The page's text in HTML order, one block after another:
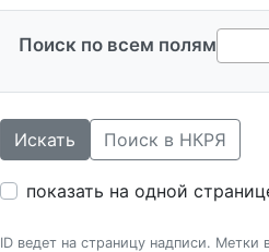
Поиск по всем полям
Искать Поиск в НКРЯ
показать на одной
ID ведет на страницу надписи. Метки